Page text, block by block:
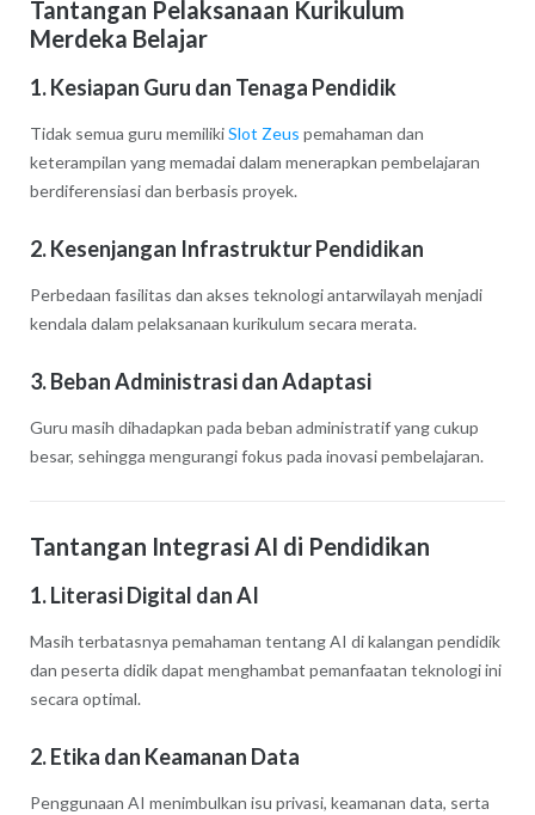
Tantangan Pelaksanaan Kurikulum
Merdeka Belajar
1. Kesiapan Guru dan Tenaga Pendidik
Tidak semua guru memilikiSlot Zeus pemahaman dan
keterampilan yang memadai dalam menerapkan pembelajaran
berdiferensiasi dan berbasis proyek.
2. Kesenjangan Infrastruktur Pendidikan
Perbedaan fasilitas dan akses teknologi antarwilayah menjadi
kendala dalam pelaksanaan kurikulum secara merata.
3. Beban Administrasi dan Adaptasi
Guru masih dihadapkan pada beban administratif yang cukup
besar, sehingga mengurangi fokus pada inovasi pembelajaran.
Tantangan Integrasi AI di Pendidikan
1. Literasi Digital dan AI
Masih terbatasnya pemahaman tentang AI di kalangan pendidik
dan peserta didik dapat menghambat pemanfaatan teknologi ini
secara optimal.
2. Etika dan Keamanan Data
Penggunaan AI menimbulkan isu privasi, keamanan data, serta